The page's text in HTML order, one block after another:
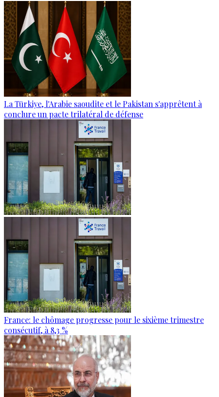
La Türkiye, l'Arabie saoudite et le Pakistan s'apprêtent à
conclure un pacte trilatéral de défense
France: le chômage progresse pour le sixième trimestre
consécutif, à 8,3 %